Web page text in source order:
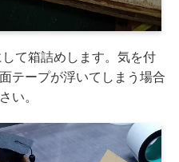
て箱詰めします。気を付
テープが浮いてしまう場合
い。